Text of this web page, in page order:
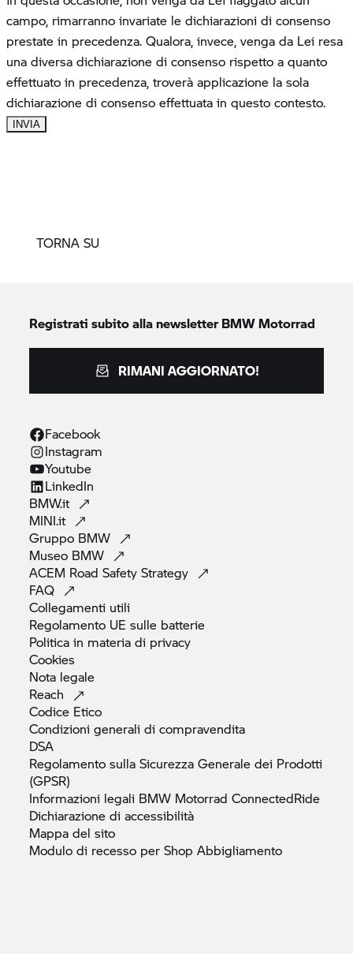
TORNA SU
Registrati subito alla newsletterBMW Motorrad
RIMANI AGGIORNATO!
Facebook
Instagram
Youtube
LinkedIn
BMW.it
MINI.it
Gruppo BMW
Museo BMW
ACEM Road SafetyStrategy
FAQ
Collegamenti utili
Regolamento UE sulle batterie
Politica in materia di privacy
Cookies
Nota legale
Reach
Codice Etico
Condizioni generali dicompravendita
DSA
Regolamento sulla Sicurezza Generale dei Prodotti
(GPSR)
Informazioni legali BMW Motorrad ConnectedRide
Dichiarazione diaccessibilità
Mappa delsito
Modulo di recesso per ShopAbbigliamento